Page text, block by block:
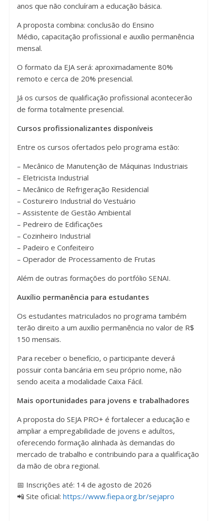
anos que não concluíram a educação básica.
A proposta combina: conclusão do Ensino
Médio, capacitação profissional e auxílio permanência
mensal.
O formato da EJA será: aproximadamente 80%
remoto e cerca de 20% presencial.
Já os cursos de qualificação profissional acontecerão
de forma totalmente presencial.
Cursos profissionalizantes disponíveis
Entre os cursos ofertados pelo programa estão:
– Mecânico de Manutenção de Máquinas Industriais
– Eletricista Industrial
– Mecânico de Refrigeração Residencial
– Costureiro Industrial do Vestuário
– Assistente de Gestão Ambiental
– Pedreiro de Edificações
– Cozinheiro Industrial
– Padeiro e Confeiteiro
– Operador de Processamento de Frutas
Além de outras formações do portfólio SENAI.
Auxílio permanência para estudantes
Os estudantes matriculados no programa também
terão direito a um auxílio permanência no valor de R$
150 mensais.
Para receber o benefício, o participante deverá
possuir conta bancária em seu próprio nome, não
sendo aceita a modalidade Caixa Fácil.
Mais oportunidades para jovens e trabalhadores
A proposta do SEJA PRO+ é fortalecer a educação e
ampliar a empregabilidade de jovens e adultos,
oferecendo formação alinhada às demandas do
mercado de trabalho e contribuindo para a qualificação
da mão de obra regional.
📅 Inscrições até: 14 de agosto de 2026
📲 Site oficial: https://www.fiepa.org.br/sejapro